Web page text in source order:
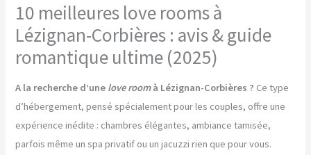
10 meilleures love rooms à
Lézignan-Corbières : avis & guide
romantique ultime (2025)
A la recherche d’une love roomà Lézignan-Corbières ? Ce type
d’hébergement, pensé spécialement pour les couples, offre une
expérience inédite : chambres élégantes, ambiance tamisée,
parfois même un spa privatif ou un jacuzzi rien que pour vous.